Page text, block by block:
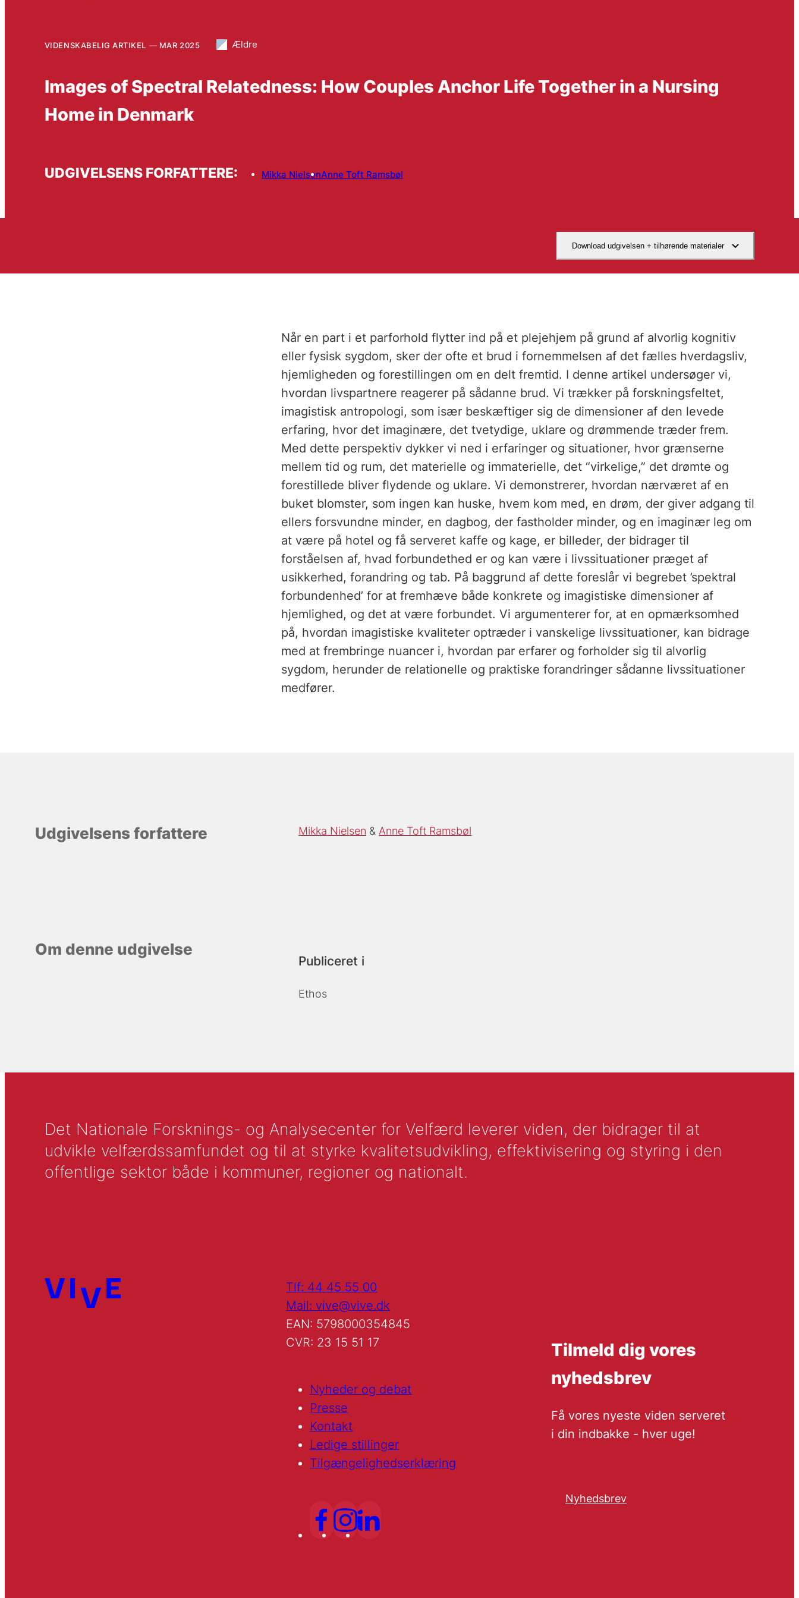
VIDENSKABELIG ARTIKEL MAR 2025 Ældre
Images of Spectral Relatedness: How Couples Anchor Life Together in a Nursing
Home in Denmark
UDGIVELSENS FORFATTERE: Mikka NielsenAnne Toft Ramsbøl
Download udgivelsen + tilhørende materialer
Når en part i et parforhold flytter ind på et plejehjem på grund af alvorlig kognitiv
eller fysisk sygdom, sker der ofte et brud i fornemmelsen af det fælles hverdagsliv,
hjemligheden og forestillingen om en delt fremtid. I denne artikel undersøger vi,
hvordan livspartnere reagerer på sådanne brud. Vi trækker på forskningsfeltet,
imagistisk antropologi, som især beskæftiger sig de dimensioner af den levede
erfaring, hvor det imaginære, det tvetydige, uklare og drømmende træder frem.
Med dette perspektiv dykker vi ned i erfaringer og situationer, hvor grænserne
mellem tid og rum, det materielle og immaterielle, det “virkelige,” det drømte og
forestillede bliver flydende og uklare. Vi demonstrerer, hvordan nærværet af en
buket blomster, som ingen kan huske, hvem kom med, en drøm, der giver adgang til
ellers forsvundne minder, en dagbog, der fastholder minder, og en imaginær leg om
at være på hotel og få serveret kaffe og kage, er billeder, der bidrager til
forståelsen af, hvad forbundethed er og kan være i livssituationer præget af
usikkerhed, forandring og tab. På baggrund af dette foreslår vi begrebet ’spektral
forbundenhed’ for at fremhæve både konkrete og imagistiske dimensioner af
hjemlighed, og det at være forbundet. Vi argumenterer for, at en opmærksomhed
på, hvordan imagistiske kvaliteter optræder i vanskelige livssituationer, kan bidrage
med at frembringe nuancer i, hvordan par erfarer og forholder sig til alvorlig
sygdom, herunder de relationelle og praktiske forandringer sådanne livssituationer
medfører.
Udgivelsens forfattere Mikka Nielsen Anne Toft Ramsbøl
Om denne udgivelse
Publiceret i
Ethos
Det Nationale Forsknings- og Analysecenter for Velfærd leverer viden, der bidrager til at
udvikle velfærdssamfundet og til at styrke kvalitetsudvikling, effektivisering og styring i den
offentlige sektor både i kommuner, regioner og nationalt.
Tlf: 44 45 55 00
Mail: vive@vive.dk
EAN: 5798000354845
CVR: 23 15 51 17
Nyheder og debat
Presse
Kontakt
Ledige stillinger
Tilgængelighedserklæring
Tilmeld dig vores
nyhedsbrev
Få vores nyeste viden serveret
i din indbakke - hver uge!
Nyhedsbrev